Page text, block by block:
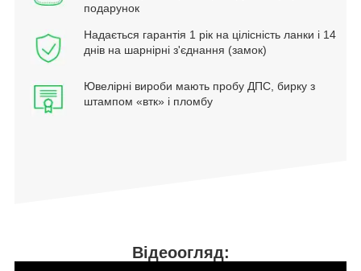
подарунок
Надається гарантія 1 рік на цілісність ланки і 14
днів на шарнірні з'єднання (замок)
Ювелірні вироби мають пробу ДПС, бирку з
штампом «втк» і пломбу
Відеоогляд: